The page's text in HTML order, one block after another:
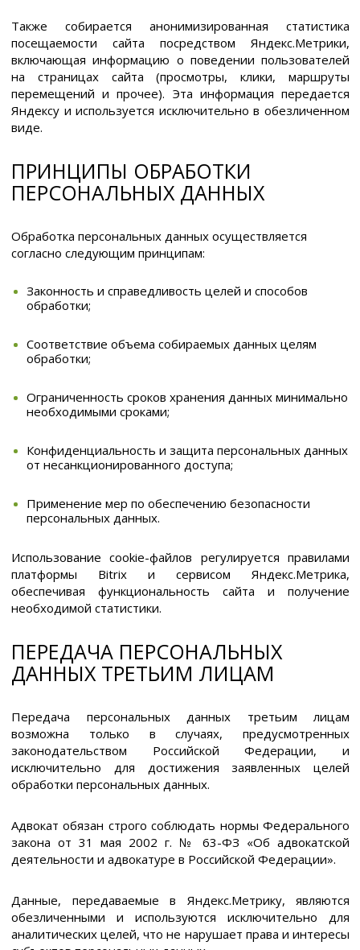
Также собирается анонимизированная статистика
посещаемости сайта посредством Яндекс.Метрики,
включающая информацию о поведении пользователей
на страницах сайта (просмотры, клики, маршруты
перемещений и прочее). Эта информация передается
Яндексу и используется исключительно в обезличенном
виде.
ПРИНЦИПЫ ОБРАБОТКИ
ПЕРСОНАЛЬНЫХ ДАННЫХ
Обработка персональных данных осуществляется
согласно следующим принципам:
Законность и справедливость целей и способов
обработки;
Соответствие объема собираемых данных целям
обработки;
Ограниченность сроков хранения данных минимально
необходимыми сроками;
Конфиденциальность и защита персональных данных
от несанкционированного доступа;
Применение мер по обеспечению безопасности
персональных данных.
Использование cookie-файлов регулируется правилами
платформы Bitrix и сервисом Яндекс.Метрика,
обеспечивая функциональность сайта и получение
необходимой статистики.
ПЕРЕДАЧА ПЕРСОНАЛЬНЫХ
ДАННЫХ ТРЕТЬИМ ЛИЦАМ
Передача персональных данных третьим лицам
возможна только в случаях, предусмотренных
законодательством Российской Федерации, и
исключительно для достижения заявленных целей
обработки персональных данных.
Адвокат обязан строго соблюдать нормы Федерального
закона от 31 мая 2002 г. № 63-ФЗ «Об адвокатской
деятельности и адвокатуре в Российской Федерации».
Данные, передаваемые в Яндекс.Метрику, являются
обезличенными и используются исключительно для
аналитических целей, что не нарушает права и интересы